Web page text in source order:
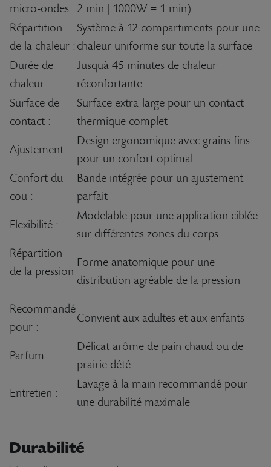
micro-ondes : 2 min | 1000W = 1 min)
Répartition
de la chaleur :
Système à 12 compartiments pour une
chaleur uniforme sur toute la surface
Durée de
chaleur :
Jusquà 45 minutes de chaleur
réconfortante
Surface de
contact :
Surface extra-large pour un contact
thermique complet
Ajustement :
Design ergonomique avec grains fins
pour un confort optimal
Confort du
cou :
Bande intégrée pour un ajustement
parfait
Flexibilité :
Modelable pour une application ciblée
sur différentes zones du corps
Répartition
de la pression
:
Forme anatomique pour une
distribution agréable de la pression
Recommandé
pour :
Convient aux adultes et aux enfants
Parfum :
Délicat arôme de pain chaud ou de
prairie dété
Entretien :
Lavage à la main recommandé pour
une durabilité maximale
Durabilité